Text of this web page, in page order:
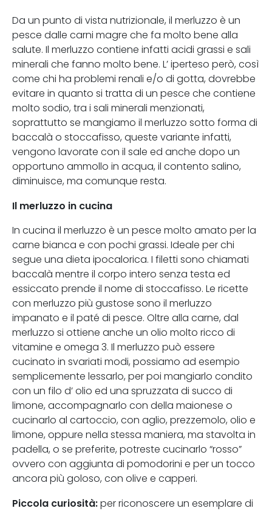
Da un punto di vista nutrizionale, il merluzzo è un
pesce dalle carni magre che fa molto bene alla
salute. Il merluzzo contiene infatti acidi grassi e sali
minerali che fanno molto bene. L’ iperteso però, così
come chi ha problemi renali e/o di gotta, dovrebbe
evitare in quanto si tratta di un pesce che contiene
molto sodio, tra i sali minerali menzionati,
soprattutto se mangiamo il merluzzo sotto forma di
baccalà o stoccafisso, queste variante infatti,
vengono lavorate con il sale ed anche dopo un
opportuno ammollo in acqua, il contento salino,
diminuisce, ma comunque resta.
Il merluzzo in cucina
In cucina il merluzzo è un pesce molto amato per la
carne bianca e con pochi grassi. Ideale per chi
segue una dieta ipocalorica. I filetti sono chiamati
baccalà mentre il corpo intero senza testa ed
essiccato prende il nome di stoccafisso. Le ricette
con merluzzo più gustose sono il merluzzo
impanato e il paté di pesce. Oltre alla carne, dal
merluzzo si ottiene anche un olio molto ricco di
vitamine e omega 3. Il merluzzo può essere
cucinato in svariati modi, possiamo ad esempio
semplicemente lessarlo, per poi mangiarlo condito
con un filo d’ olio ed una spruzzata di succo di
limone, accompagnarlo con della maionese o
cucinarlo al cartoccio, con aglio, prezzemolo, olio e
limone, oppure nella stessa maniera, ma stavolta in
padella, o se preferite, potreste cucinarlo “rosso”
ovvero con aggiunta di pomodorini e per un tocco
ancora più goloso, con olive e capperi.
Piccola curiosità: per riconoscere un esemplare di